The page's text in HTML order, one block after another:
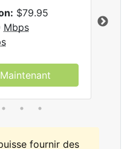
$79.95
Mbps
fournir des